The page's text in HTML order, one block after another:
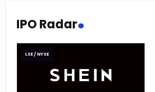
IPO Radar.
LSE / NYSE